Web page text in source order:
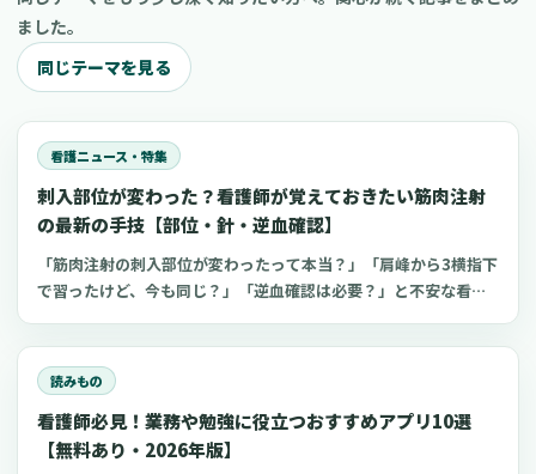
ました。
同じテーマを見る
看護ニュース・特集
刺入部位が変わった？看護師が覚えておきたい筋肉注射
の最新の手技【部位・針・逆血確認】
「筋肉注射の刺入部位が変わったって本当？」「肩峰から3横指下
で習ったけど、今も同じ？」「逆血確認は必要？」と不安な看護
び方、針のゲージと長さ、皮下注射との違い、神経損傷やSIRVA
を避けるポイント、ワクチン接種時の手順までわかりやすく解説
します。
読みもの
看護師必見！業務や勉強に役立つおすすめアプリ10選
【無料あり・2026年版】